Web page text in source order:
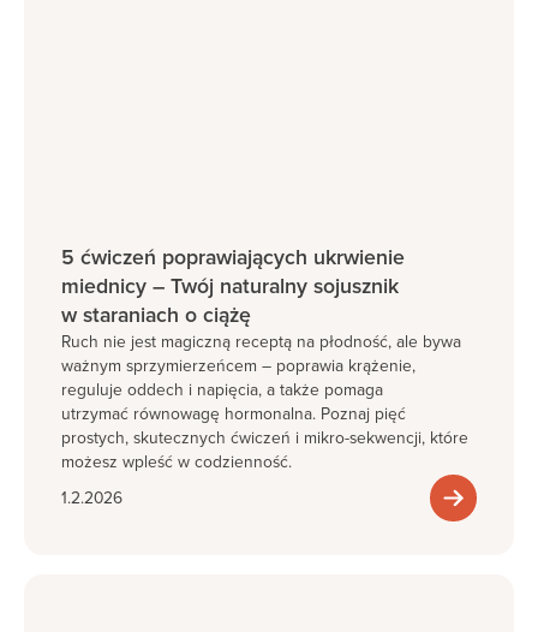
5 ćwiczeń poprawiających ukrwienie
miednicy – Twój naturalny sojusznik
w staraniach o ciążę
Ruch nie jest magiczną receptą na płodność, ale bywa
ważnym sprzymierzeńcem – poprawia krążenie,
reguluje oddech i napięcia, a także pomaga
utrzymać równowagę hormonalna. Poznaj pięć
prostych, skutecznych ćwiczeń i mikro-sekwencji, które
możesz wpleść w codzienność.
1.2.2026